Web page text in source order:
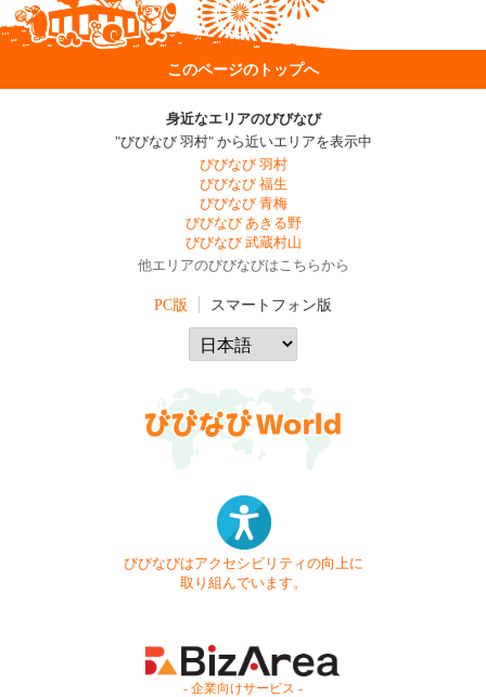
このページのトップへ
身近なエリアのびびなび
"びびなび 羽村" から近いエリアを表示中
びびなび 羽村
びびなび 福生
びびなび 青梅
びびなび あきる野
びびなび 武蔵村山
他エリアのびびなびはこちらから
PC版 スマートフォン版
びびなびはアクセシビリティの向上に
取り組んでいます。
- 企業向けサービス -